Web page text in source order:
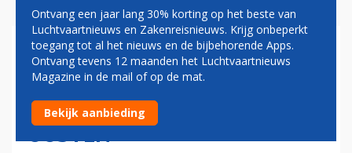
KRAPTE DREIGT IN
LUCHTVRACHTSECTOR DOOR
CONFLICT IN MIDDEN-
OOSTEN
Ontvang een jaar lang 30% korting op het beste van
Luchtvaartnieuws en Zakenreisnieuws. Krijg onbeperkt
toegang tot al het nieuws en de bijbehorende Apps.
Ontvang tevens 12 maanden het Luchtvaartnieuws
Magazine in de mail of op de mat.
Bekijk aanbieding